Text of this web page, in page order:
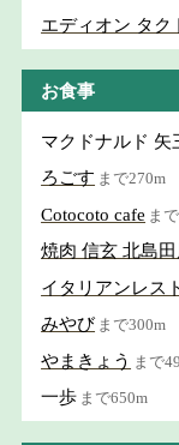
エディオン タク
お食事
マクドナルド 矢
ろごす まで270m
Cotocoto cafe ま
焼肉 信玄 北島
イタリアンレス
みやび まで300m
やまきょう まで
一歩 まで650m